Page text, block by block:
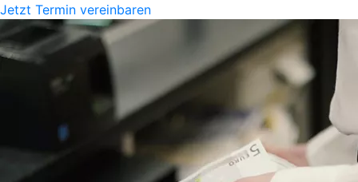
Jetzt Termin vereinbaren